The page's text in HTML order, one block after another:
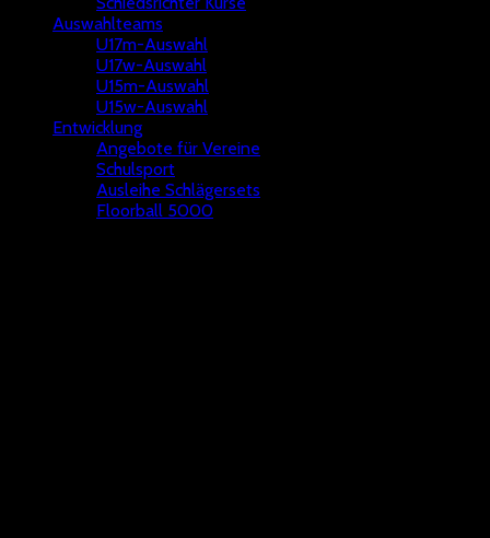
Auswahlteams
U17m-Auswahl
U17w-Auswahl
U15m-Auswahl
U15w-Auswahl
Entwicklung
Angebote für Vereine
Schulsport
Ausleihe Schlägersets
Floorball 5000